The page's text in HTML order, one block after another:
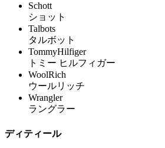
Schott
ショット
Talbots
タルボット
TommyHilfiger
トミー ヒルフィガー
WoolRich
ウールリッチ
Wrangler
ラングラー
ディティール